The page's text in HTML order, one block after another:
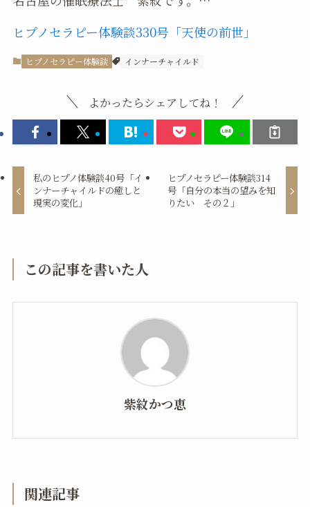
ヒプノセラピー体験談330号「天使の前世」
ヒプノセラピー体験談 インナーチャイルド
よかったらシェアしてね！
私のヒプノ体験談40号「イ
ンナーチャイルドの癒しと
現実の変化」
ヒプノセラピー体験談314
号「自分の本当の望みを知
りたい その２」
この記事を書いた人
紫紋かつ恵
関連記事